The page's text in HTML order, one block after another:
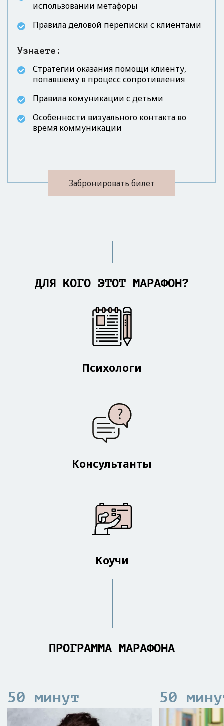
использовании метафоры
Правила деловой переписки с клиентами
Узнаете:
Стратегии оказания помощи клиенту,
попавшему в процесс сопротивления
Правила комуникации с детьми
Особенности визуального контакта во
время коммуникации
Забронировать билет
ДЛЯ КОГО ЭТОТ МАРАФОН?
Психологи
Консультанты
Коучи
ПРОГРАММА МАРАФОНА
50 минут 50